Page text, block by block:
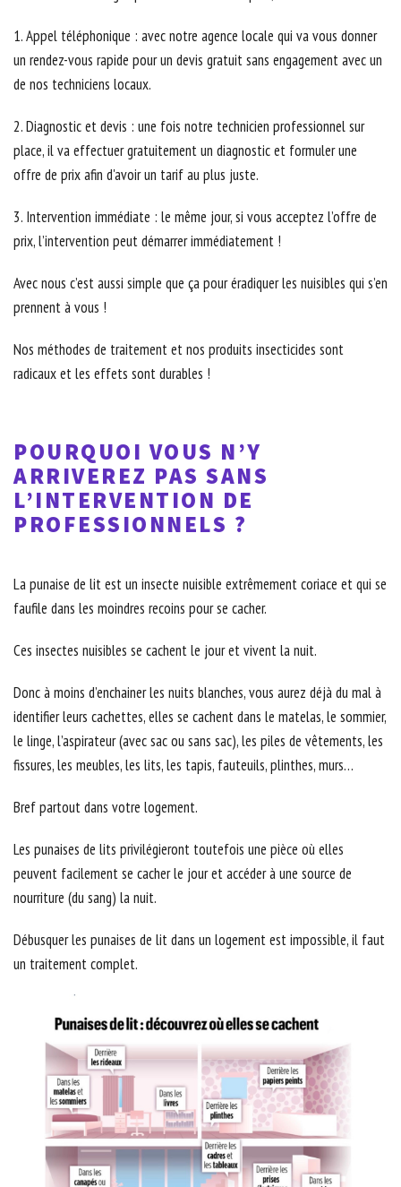
1. Appel téléphonique : avec notre agence locale qui va vous donner
un rendez-vous rapide pour un devis gratuit sans engagement avec un
de nos techniciens locaux.
2. Diagnostic et devis : une fois notre technicien professionnel sur
place, il va effectuer gratuitement un diagnostic et formuler une
offre de prix afin d'avoir un tarif au plus juste.
3. Intervention immédiate : le même jour, si vous acceptez l’offre de
prix, l’intervention peut démarrer immédiatement !
Avec nous c’est aussi simple que ça pour éradiquer les nuisibles qui s’en
prennent à vous !
Nos méthodes de traitement et nos produits insecticides sont
radicaux et les effets sont durables !
POURQUOI VOUS N’Y
ARRIVEREZ PAS SANS
L’INTERVENTION DE
PROFESSIONNELS ?
La punaise de lit est un insecte nuisible extrêmement coriace et qui se
faufile dans les moindres recoins pour se cacher.
Ces insectes nuisibles se cachent le jour et vivent la nuit.
Donc à moins d’enchainer les nuits blanches, vous aurez déjà du mal à
identifier leurs cachettes, elles se cachent dans le matelas, le sommier,
le linge, l’aspirateur (avec sac ou sans sac), les piles de vêtements, les
fissures, les meubles, les lits, les tapis, fauteuils, plinthes, murs…
Bref partout dans votre logement.
Les punaises de lits privilégieront toutefois une pièce où elles
peuvent facilement se cacher le jour et accéder à une source de
nourriture (du sang) la nuit.
Débusquer les punaises de lit dans un logement est impossible, il faut
un traitement complet.